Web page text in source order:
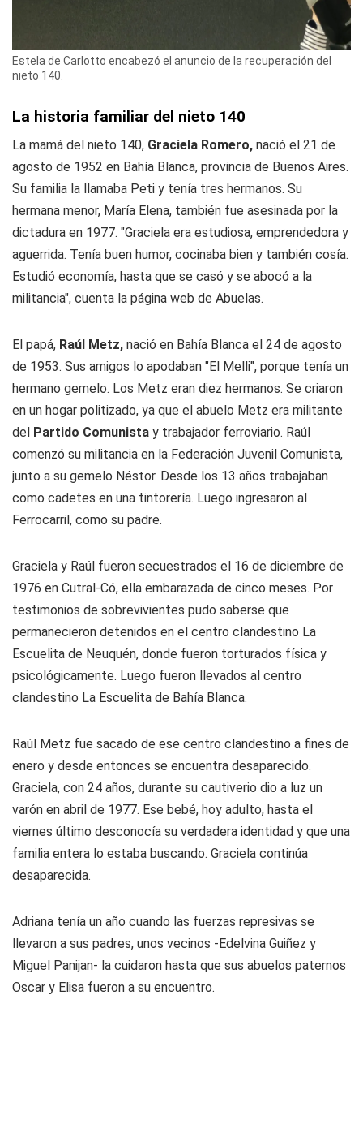
Estela de Carlotto encabezó el anuncio de la recuperación del
nieto 140.
La historia familiar del nieto 140
La mamá del nieto 140, Graciela Romero, nació el 21 de
agosto de 1952 en Bahía Blanca, provincia de Buenos Aires.
Su familia la llamaba Peti y tenía tres hermanos. Su
hermana menor, María Elena, también fue asesinada por la
dictadura en 1977. "Graciela era estudiosa, emprendedora y
aguerrida. Tenía buen humor, cocinaba bien y también cosía.
Estudió economía, hasta que se casó y se abocó a la
militancia", cuenta la página web de Abuelas.
El papá, Raúl Metz, nació en Bahía Blanca el 24 de agosto
de 1953. Sus amigos lo apodaban "El Melli", porque tenía un
hermano gemelo. Los Metz eran diez hermanos. Se criaron
en un hogar politizado, ya que el abuelo Metz era militante
del
Partido Comunista y trabajador ferroviario. Raúl
comenzó su militancia en la Federación Juvenil Comunista,
junto a su gemelo Néstor. Desde los 13 años trabajaban
como cadetes en una tintorería. Luego ingresaron al
Ferrocarril, como su padre.
Graciela y Raúl fueron secuestrados el 16 de diciembre de
1976 en Cutral-Có, ella embarazada de cinco meses. Por
testimonios de sobrevivientes pudo saberse que
permanecieron detenidos en el centro clandestino La
Escuelita de Neuquén, donde fueron torturados física y
psicológicamente. Luego fueron llevados al centro
clandestino La Escuelita de Bahía Blanca.
Raúl Metz fue sacado de ese centro clandestino a fines de
enero y desde entonces se encuentra desaparecido.
Graciela, con 24 años, durante su cautiverio dio a luz un
varón en abril de 1977. Ese bebé, hoy adulto, hasta el
viernes último desconocía su verdadera identidad y que una
familia entera lo estaba buscando. Graciela continúa
desaparecida.
Adriana tenía un año cuando las fuerzas represivas se
llevaron a sus padres, unos vecinos -Edelvina Guiñez y
Miguel Panijan- la cuidaron hasta que sus abuelos paternos
Oscar y Elisa fueron a su encuentro.